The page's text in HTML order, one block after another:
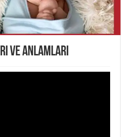
ve Anlamları